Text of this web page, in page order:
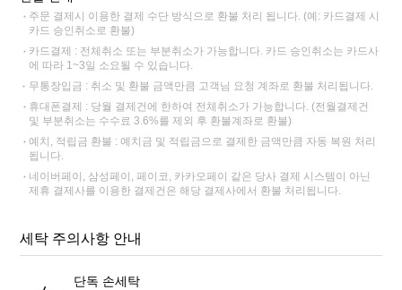
주문 결제시 이용한 결제 수단 방식으로 환불 처리 됩니다. (예: 카드결제 시
카드 승인취소로 환불)
카드결제 : 전체취소 또는 부분취소가 가능합니다. 카드 승인취소는 카드사
에 따라 1~3일 소요될 수 있습니다.
무통장입금 : 취소 및 환불 금액만큼 고객님 요청 계좌로 환불 처리됩니다.
휴대폰결제 : 당월 결제건에 한하여 전체취소가 가능합니다. (전월결제건
및 부분취소는 수수료 3.6%를 제외 후 환불계좌로 환불)
예치, 적립금 환불 : 예치금 및 적립금으로 결제한 금액만큼 자동 복원 처리
됩니다.
네이버페이, 삼성페이, 페이코, 카카오페이 같은 당사 결제 시스템이 아닌
제휴 결제사를 이용한 결제건은 해당 결제사에서 환불 처리됩니다.
세탁 주의사항 안내
단독 손세탁